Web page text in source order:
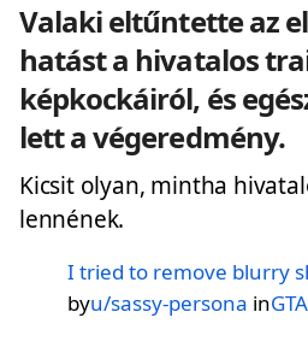
Valaki eltűntette az
hatást a hivatalos
képkockáiról, és
lett a végeredmény.
Kicsit olyan, mintha
lennének.
I tried to remove blurry
byu/sassy-persona in